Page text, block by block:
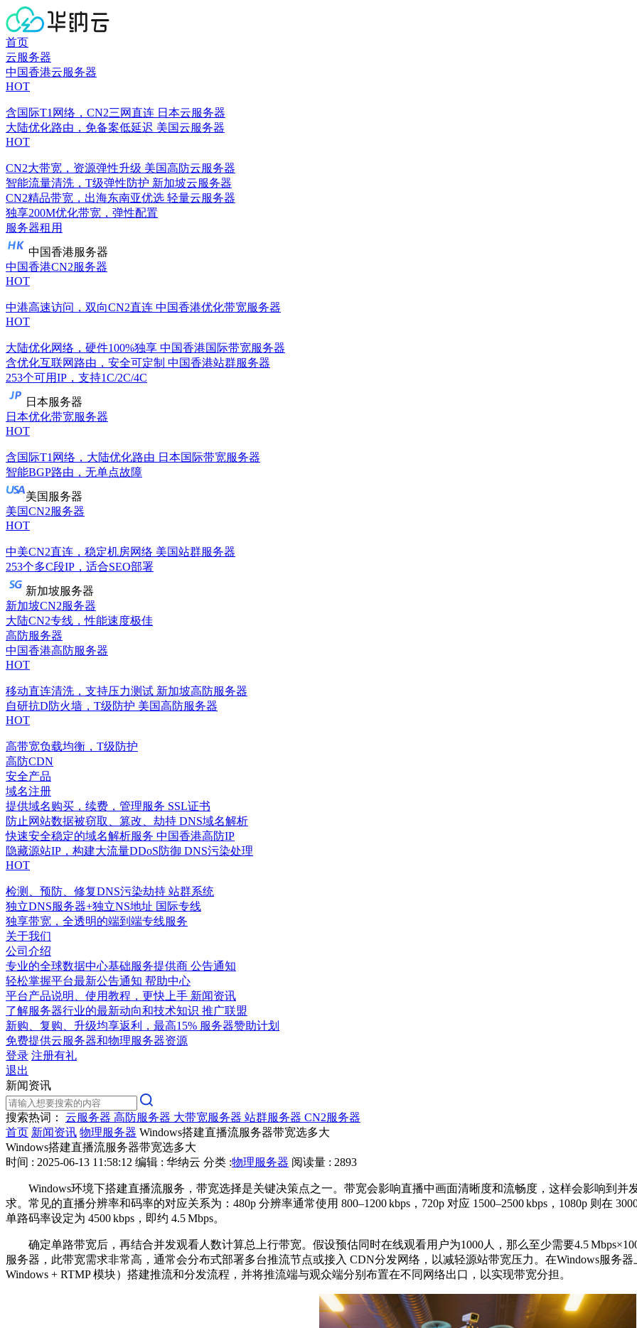
首页
云服务器
中国香港云服务器
HOT
含国际T1网络，CN2三网直连 日本云服务器
大陆优化路由，免备案低延迟 美国云服务器
HOT
CN2大带宽，资源弹性升级 美国高防云服务器
智能流量清洗，T级弹性防护 新加坡云服务器
CN2精品带宽，出海东南亚优选 轻量云服务器
独享200M优化带宽，弹性配置
服务器租用
中国香港服务器
中国香港CN2服务器
HOT
中港高速访问，双向CN2直连 中国香港优化带宽服务器
HOT
大陆优化网络，硬件100%独享 中国香港国际带宽服务器
含优化互联网路由，安全可定制 中国香港站群服务器
253个可用IP，支持1C/2C/4C
日本服务器
日本优化带宽服务器
HOT
含国际T1网络，大陆优化路由 日本国际带宽服务器
智能BGP路由，无单点故障
美国服务器
美国CN2服务器
HOT
中美CN2直连，稳定机房网络 美国站群服务器
253个多C段IP，适合SEO部署
新加坡服务器
新加坡CN2服务器
大陆CN2专线，性能速度极佳
高防服务器
中国香港高防服务器
HOT
移动直连清洗，支持压力测试 新加坡高防服务器
自研抗D防火墙，T级防护 美国高防服务器
HOT
高带宽负载均衡，T级防护
高防CDN
安全产品
域名注册
提供域名购买，续费，管理服务 SSL证书
防止网站数据被窃取、篡改、劫持 DNS域名解析
快速安全稳定的域名解析服务 中国香港高防IP
隐藏源站IP，构建大流量DDoS防御 DNS污染处理
HOT
检测、预防、修复DNS污染劫持 站群系统
独立DNS服务器+独立NS地址 国际专线
独享带宽，全透明的端到端专线服务
关于我们
公司介绍
专业的全球数据中心基础服务提供商 公告通知
轻松掌握平台最新公告通知 帮助中心
平台产品说明、使用教程，更快上手 新闻资讯
了解服务器行业的最新动向和技术知识 推广联盟
新购、复购、升级均享返利，最高15% 服务器赞助计划
免费提供云服务器和物理服务器资源
登录 注册有礼
退出
新闻资讯
搜索热词： 云服务器 高防服务器 大带宽服务器 站群服务器 CN2服务器
首页 新闻资讯 物理服务器 Windows搭建直播流服务器带宽选多大
Windows搭建直播流服务器带宽选多大
时间 : 2025-06-13 11:58:12 编辑 : 华纳云 分类 :物理服务器 阅读量 : 2893
Windows环境下搭建直播流服务，带宽选择是关键决策点之一。带宽会影响直播中画面清晰度和流畅度，这样会影响到
求。常见的直播分辨率和码率的对应关系为： 480p 分辨率通常使用 800–1200kbps ， 720p 对应 1500–2500kbps ， 1080p 则在
单路码率设定为 4500kbps ，即约 4.5Mbps。
确定单路带宽后，再结合并发观看人数计算总上行带宽。假设预估同时在线观看用户为1000人，那么至少需要4.5Mbps×
服务器，此带宽需求非常高，通常会分布式部署多台推流节点或接入 CDN分发网络，以减轻源站带宽压力。在Windows服务器
Windows + RTMP模块）搭建推流和分发流程，并将推流端与观众端分别布置在不同网络出口，以实现带宽分担。